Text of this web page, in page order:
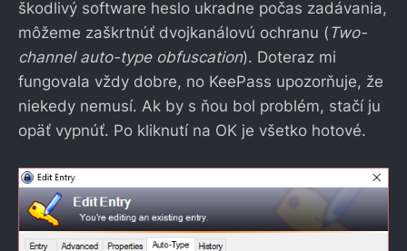
škodlivý software heslo ukradne počas zadávania,
môžeme zaškrtnúť dvojkanálovú ochranu ( Two-
channel auto-type obfuscation). Doteraz mi
fungovala vždy dobre, no KeePass upozorňuje, že
niekedy nemusí. Ak by s ňou bol problém, stačí ju
opäť vypnúť. Po kliknutí na OK je všetko hotové.